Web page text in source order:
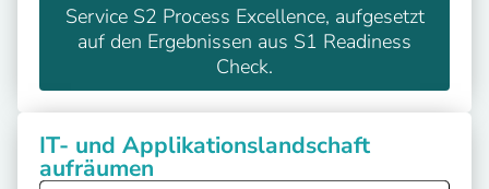
Service S2 Process Excellence, aufgesetzt
auf den Ergebnissen aus S1 Readiness
Check.
IT- und Applikationslandschaft
aufräumen